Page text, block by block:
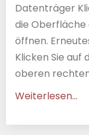
Datenträger
die Oberfläche
öffnen.
Klicken Sie auf
oberen
Weiterlesen...